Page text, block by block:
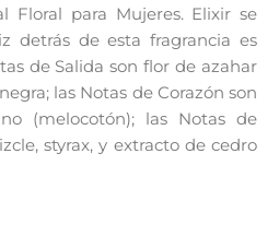
Floral para Mujeres. Elixir se
detrás de esta fragrancia es
de Salida son flor de azahar
las Notas de Corazón son
(melocotón); las Notas de
styrax, y extracto de cedro